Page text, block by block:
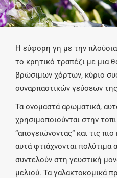
Η εύφορη γη με την πλούσια
το κρητικό τραπέζι με μια
βρώσιμων χόρτων, κύριο
συναρπαστικών γεύσεων
Τα ονομαστά αρωματικά,
χρησιμοποιούνται στην
“απογειώνοντας” και τις
αυτά φτιάχνονται
συντελούν στη γευστική
μελιού. Τα γαλακτοκομικά